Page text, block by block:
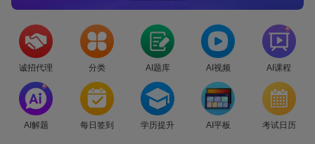
诚招代理 分类 AI题库 AI视频
爆
AI课程
爆
AI解题 每日签到 学历提升 AI平板 考试日历